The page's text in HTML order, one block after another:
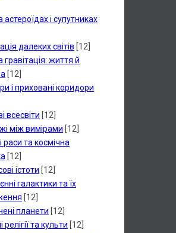
астероїдах і супутниках
далеких світів [12]
гравітація: життя й
[12]
і приховані коридори
всесвіти [12]
між вимірами [12]
раси та космічна
[12]
істоти [12]
галактики та їх
[12]
планети [12]
релігії та культи [12]